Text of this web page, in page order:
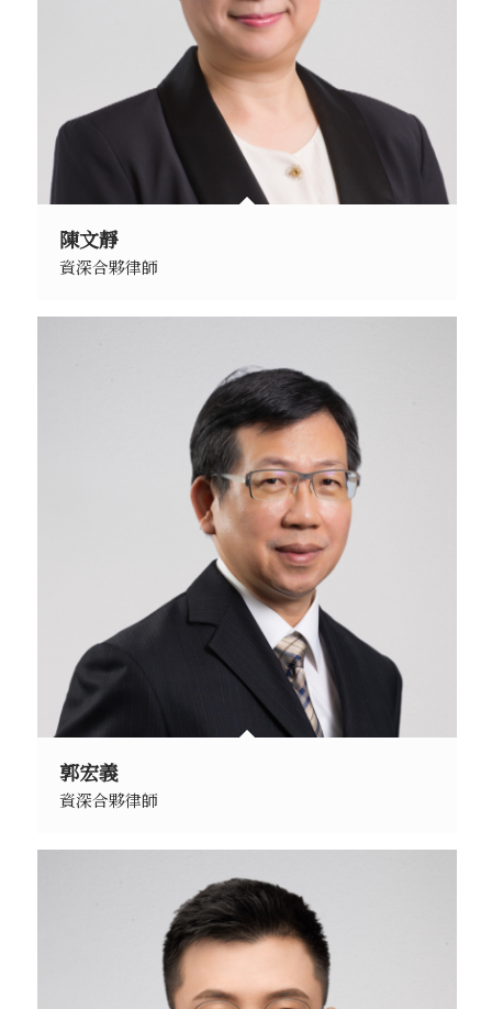
陳文靜
資深合夥律師
郭宏義
資深合夥律師